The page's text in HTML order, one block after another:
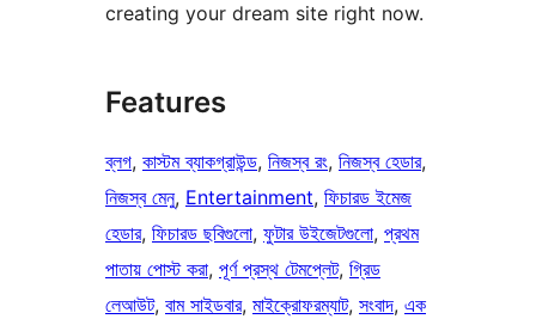
creating your dream site right now.
Features
ব্লগ, কাস্টম ব্যাকগ্রাউন্ড, নিজস্ব রং, নিজস্ব হেডার
নিজস্ব মেনু, Entertainment, ফিচারড ইমেজ
হেডার, ফিচারড ছবিগুলো, ফুটার উইজেটগুলো, প্রথম
পাতায় পোস্ট করা, পূর্ণ প্রস্থ টেমপ্লেট, গ্রিড
লেআউট, বাম সাইডবার, মাইক্রোফরম্যাট, সংবাদ, এক